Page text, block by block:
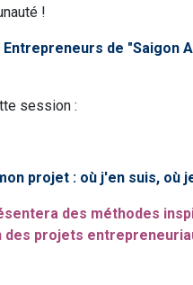
!
de "Saigon
session :
projet : où j'en suis, où
des méthodes
projets